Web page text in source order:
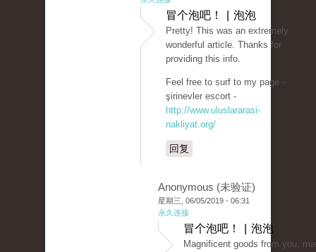
冒个泡吧！ | 泡泡
Pretty! This was an extremely
wonderful article. Thanks for
providing this info.
Feel free to surf to my page -
şirinevler escort -
http://www.uluslararasi-
nakliyat.org/
回复
Anonymous (未验证)
星期三, 06/05/2019 - 06:31
永久连接
冒个泡吧！ | 泡泡
Magnificent goods from you,